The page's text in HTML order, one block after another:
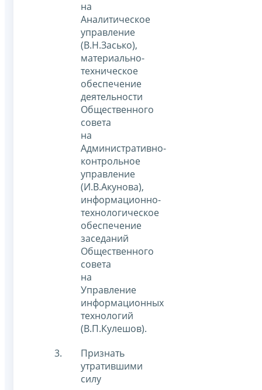
на
Аналитическое
управление
(В.Н.Засько),
материально-
техническое
обеспечение
деятельности
Общественного
совета
на
Административно-
контрольное
управление
(И.В.Акунова),
информационно-
технологическое
обеспечение
заседаний
Общественного
совета
на
Управление
информационных
технологий
(В.П.Кулешов).
Признать
утратившими
силу